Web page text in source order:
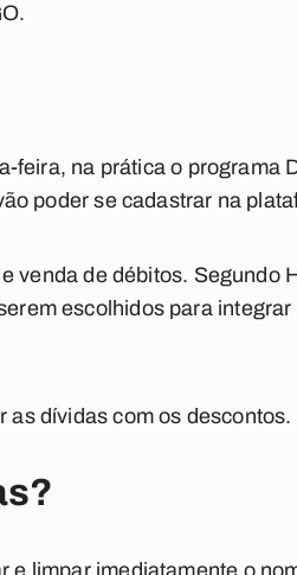
feira, na prática o programa
poder se cadastrar na
venda de débitos. Segundo
escolhidos para integrar
as dívidas com os descontos.
e limpar imediatamente o